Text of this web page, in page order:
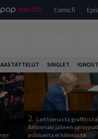
Como.fi
SINGLET
2. Laittomasta graffitista
Arhinmäki jälleen
puolueita ei kiinnosta